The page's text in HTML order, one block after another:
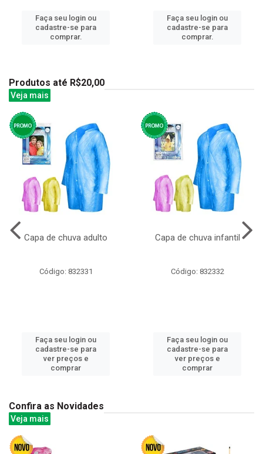
Faça seu login ou
cadastre-se para
comprar.
Faça seu login ou
cadastre-se para
comprar.
Produtos até R$20,00
Veja mais
Capa de chuva adulto
Código: 832331
Faça seu login ou
cadastre-se para
ver preços e
comprar
Capa de chuva infantil
Código: 832332
Faça seu login ou
cadastre-se para
ver preços e
comprar
Confira as Novidades
Veja mais